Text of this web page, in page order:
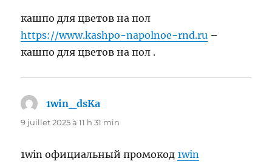
кашпо для цветов на пол
https://www.kashpo-napolnoe-rnd.ru –
кашпо для цветов на пол .
1win_dsKa
9 juillet 2025 à 11 h 31 min
1win официальный промокод1win